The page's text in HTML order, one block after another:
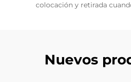
colocación y retirada
Nuevos